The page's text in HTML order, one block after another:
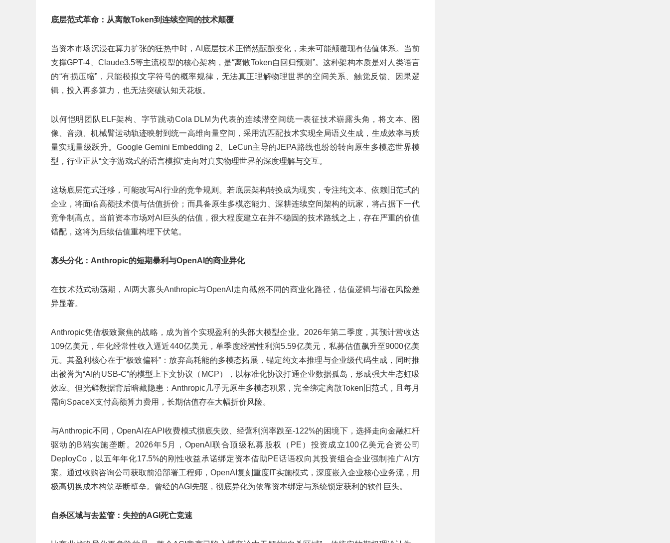
底层范式革命：从离散Token到连续空间的技术颠覆
当资本市场沉浸在算力扩张的狂热中时，AI底层技术正悄然酝酿变化，未来可能颠覆现有估值体系。当前
支撑GPT-4、Claude3.5等主流模型的核心架构，是“离散Token自回归预测”。这种架构本质是对人类语言
的“有损压缩”，只能模拟文字符号的概率规律，无法真正理解物理世界的空间关系、触觉反馈、因果逻
辑，投入再多算力，也无法突破认知天花板。
以何恺明团队ELF架构、字节跳动Cola DLM为代表的连续潜空间统一表征技术崭露头角，将文本、图
像、音频、机械臂运动轨迹映射到统一高维向量空间，采用流匹配技术实现全局语义生成，生成效率与质
量实现量级跃升。Google Gemini Embedding 2、LeCun主导的JEPA路线也纷纷转向原生多模态世界模
型，行业正从“文字游戏式的语言模拟”走向对真实物理世界的深度理解与交互。
这场底层范式迁移，可能改写AI行业的竞争规则。若底层架构转换成为现实，专注纯文本、依赖旧范式的
企业，将面临高额技术债与估值折价；而具备原生多模态能力、深耕连续空间架构的玩家，将占据下一代
竞争制高点。当前资本市场对AI巨头的估值，很大程度建立在并不稳固的技术路线之上，存在严重的价值
错配，这将为后续估值重构埋下伏笔。
寡头分化：Anthropic的短期暴利与OpenAI的商业异化
在技术范式动荡期，AI两大寡头Anthropic与OpenAI走向截然不同的商业化路径，估值逻辑与潜在风险差
异显著。
Anthropic凭借极致聚焦的战略，成为首个实现盈利的头部大模型企业。2026年第二季度，其预计营收达
109亿美元，年化经常性收入逼近440亿美元，单季度经营性利润5.59亿美元，私募估值飙升至9000亿美
元。其盈利核心在于“极致偏科”：放弃高耗能的多模态拓展，锚定纯文本推理与企业级代码生成，同时推
出被誉为“AI的USB-C”的模型上下文协议（MCP），以标准化协议打通企业数据孤岛，形成强大生态虹吸
效应。但光鲜数据背后暗藏隐患：Anthropic几乎无原生多模态积累，完全绑定离散Token旧范式，且每月
需向SpaceX支付高额算力费用，长期估值存在大幅折价风险。
与Anthropic不同，OpenAI在API收费模式彻底失败、经营利润率跌至-122%的困境下，选择走向金融杠杆
驱动的B端实施垄断。2026年5月，OpenAI联合顶级私募股权（PE）投资成立100亿美元合资公司
DeployCo，以五年年化17.5%的刚性收益承诺绑定资本借助PE话语权向其投资组合企业强制推广AI方
案。通过收购咨询公司获取前沿部署工程师，OpenAI复刻重度IT实施模式，深度嵌入企业核心业务流，用
极高切换成本构筑垄断壁垒。曾经的AGI先驱，彻底异化为依靠资本绑定与系统锁定获利的软件巨头。
自杀区域与去监管：失控的AGI死亡竞速